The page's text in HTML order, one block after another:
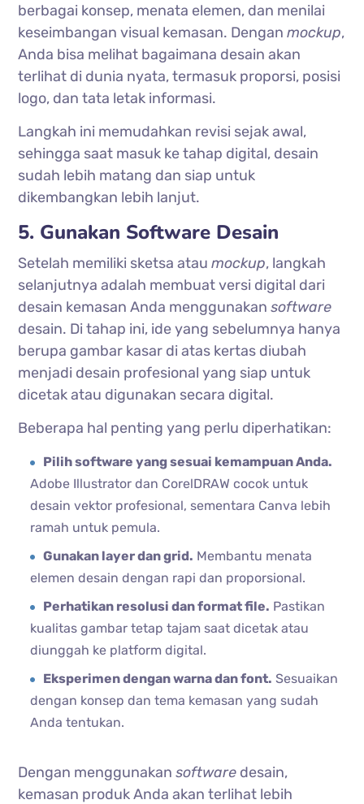
berbagai konsep, menata elemen, dan menilai
keseimbangan visual kemasan. Denganmockup,
Anda bisa melihat bagaimana desain akan
terlihat di dunia nyata, termasuk proporsi, posisi
logo, dan tata letak informasi.
Langkah ini memudahkan revisi sejak awal,
sehingga saat masuk ke tahap digital, desain
sudah lebih matang dan siap untuk
dikembangkan lebih lanjut.
5. Gunakan Software Desain
Setelah memiliki sketsa ataumockup, langkah
selanjutnya adalah membuat versi digital dari
desain kemasan Anda menggunakansoftware
desain. Di tahap ini, ide yang sebelumnya hanya
berupa gambar kasar di atas kertas diubah
menjadi desain profesional yang siap untuk
dicetak atau digunakan secara digital.
Beberapa hal penting yang perlu diperhatikan:
Pilih software yang sesuai kemampuan Anda.
Adobe Illustrator dan CorelDRAW cocok untuk
desain vektor profesional, sementara Canva lebih
ramah untuk pemula.
Gunakan layer dan grid. Membantu menata
elemen desain dengan rapi dan proporsional.
Perhatikan resolusi dan format file. Pastikan
kualitas gambar tetap tajam saat dicetak atau
diunggah ke platform digital.
Eksperimen dengan warna dan font. Sesuaikan
dengan konsep dan tema kemasan yang sudah
Anda tentukan.
Dengan menggunakansoftware desain,
kemasan produk Anda akan terlihat lebih